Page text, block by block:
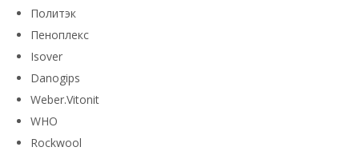
Политэк
Пеноплекс
Isover
Danogips
Weber.Vitonit
WHO
Rockwool